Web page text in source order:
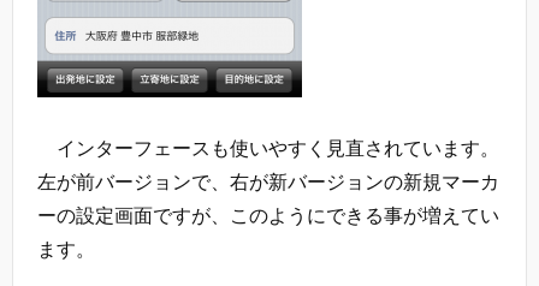
インターフェースも使いやすく見直されています。
左が前バージョンで、右が新バージョンの新規マーカ
ーの設定画面ですが、このようにできる事が増えてい
ます。